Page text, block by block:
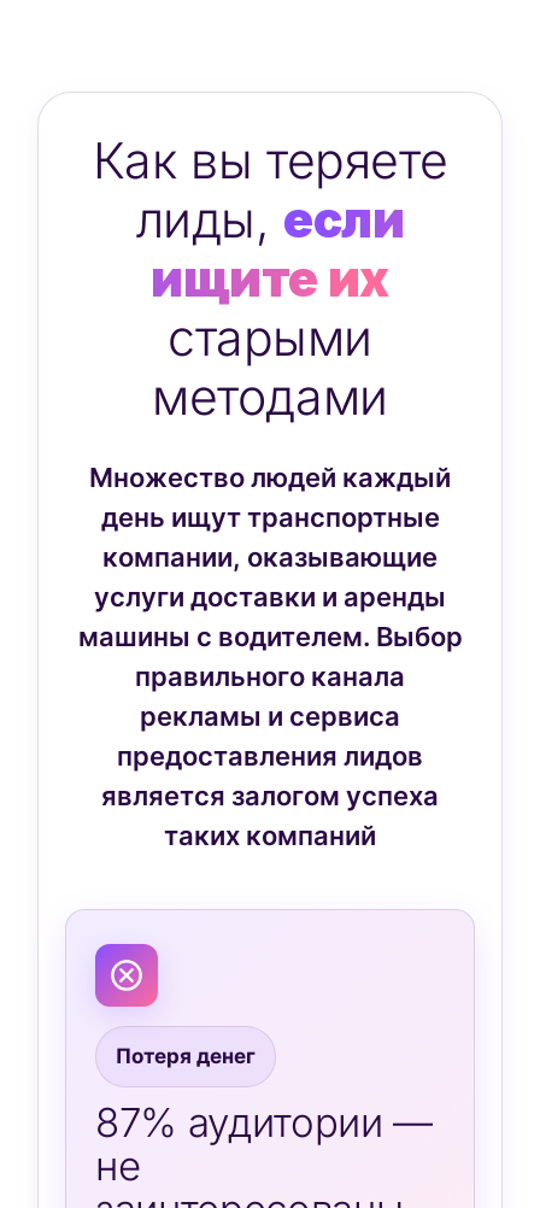
Как вы теряете
лиды, если
ищите их
старыми
методами
Множество людей каждый
день ищут транспортные
компании, оказывающие
услуги доставки и аренды
машины с водителем. Выбор
правильного канала
рекламы и сервиса
предоставления лидов
является залогом успеха
таких компаний
Потеря денег
87% аудитории —
не